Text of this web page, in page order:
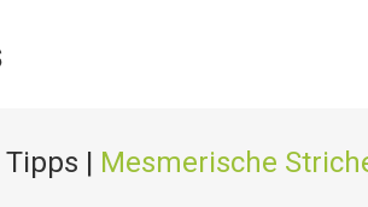
Tipps | Mesmerische